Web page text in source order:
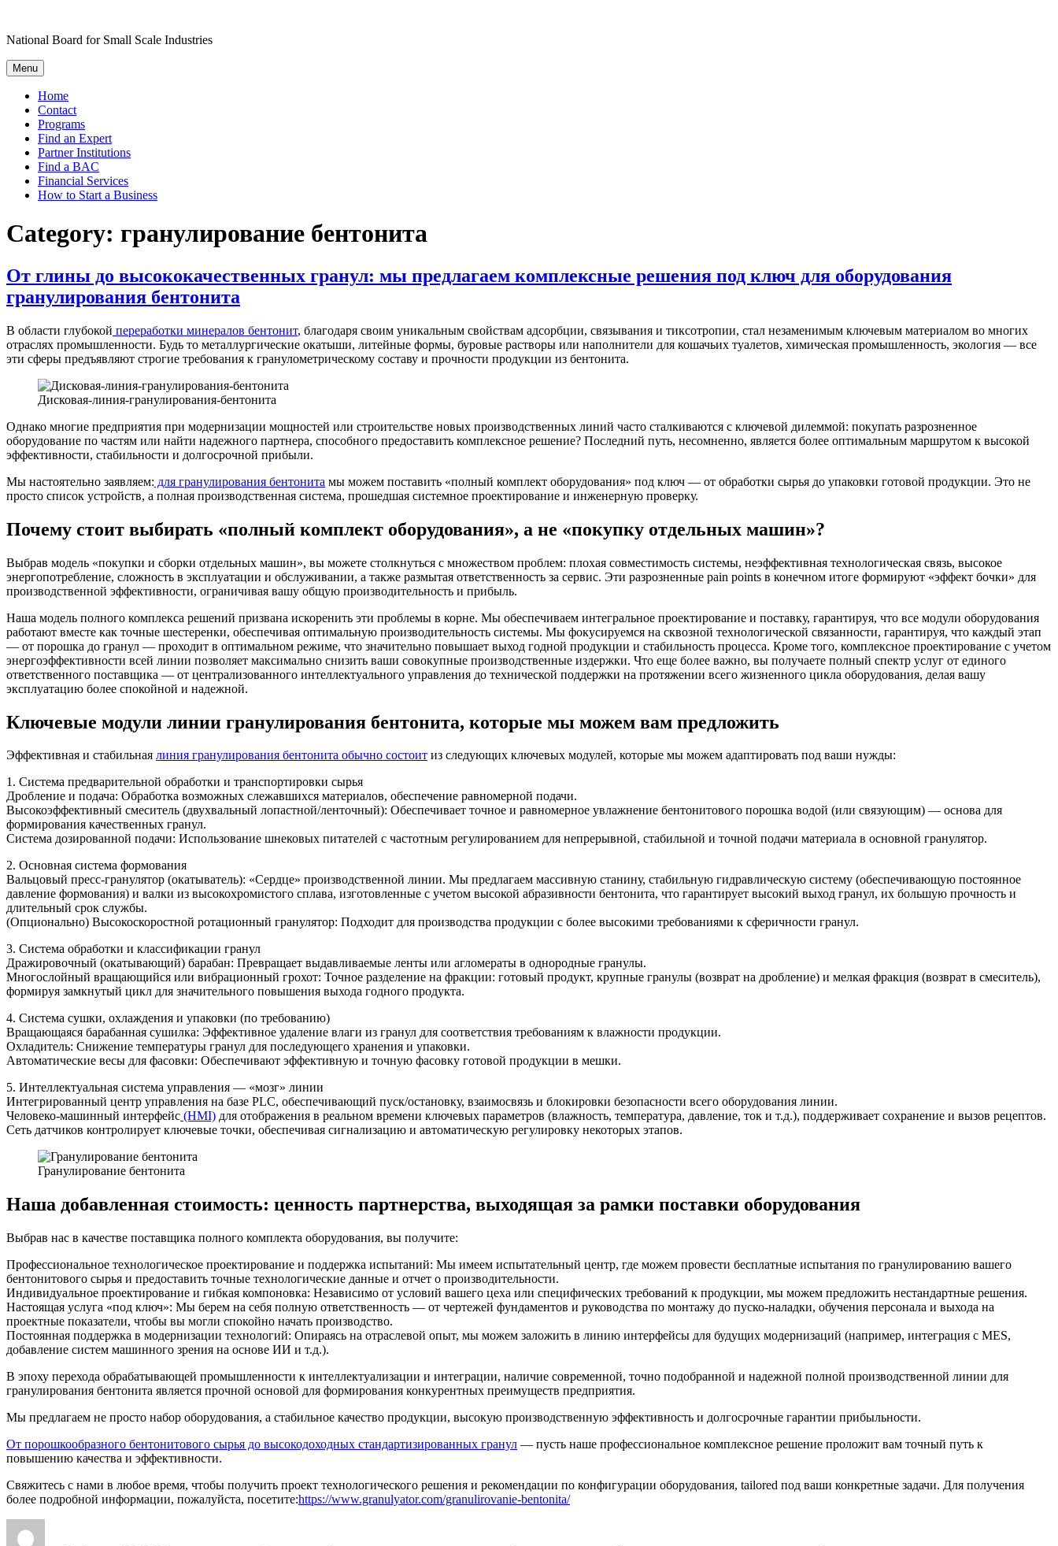
content
National Board for Small Scale Industries
Menu
Home
Contact
Programs
Find an Expert
Partner Institutions
Find a BAC
Financial Services
How to Start a Business
Category: гранулирование бентонита
От глины до высококачественных гранул: мы предлагаем комплексные решения под ключ для оборудования
гранулирования бентонита
В области глубокой переработки минералов бентонит, благодаря своим уникальным свойствам адсорбции, связывания и тиксотропии, стал незаменимым ключевым материалом во многих
отраслях промышленности. Будь то металлургические окатыши, литейные формы, буровые растворы или наполнители для кошачьих туалетов, химическая промышленность, экология — все
эти сферы предъявляют строгие требования к гранулометрическому составу и прочности продукции из бентонита.
Дисковая-линия-гранулирования-бентонита
Однако многие предприятия при модернизации мощностей или строительстве новых производственных линий часто сталкиваются с ключевой дилеммой: покупать разрозненное
оборудование по частям или найти надежного партнера, способного предоставить комплексное решение? Последний путь, несомненно, является более оптимальным маршрутом к высокой
эффективности, стабильности и долгосрочной прибыли.
Мы настоятельно заявляем: для гранулирования бентонита мы можем поставить «полный комплект оборудования» под ключ — от обработки сырья до упаковки готовой продукции. Это не
просто список устройств, а полная производственная система, прошедшая системное проектирование и инженерную проверку.
Почему стоит выбирать «полный комплект оборудования», а не «покупку отдельных машин»?
Выбрав модель «покупки и сборки отдельных машин», вы можете столкнуться с множеством проблем: плохая совместимость системы, неэффективная технологическая связь, высокое
энергопотребление, сложность в эксплуатации и обслуживании, а также размытая ответственность за сервис. Эти разрозненные pain points в конечном итоге формируют «эффект бочки» для
производственной эффективности, ограничивая вашу общую производительность и прибыль.
Наша модель полного комплекса решений призвана искоренить эти проблемы в корне. Мы обеспечиваем интегральное проектирование и поставку, гарантируя, что все модули оборудования
работают вместе как точные шестеренки, обеспечивая оптимальную производительность системы. Мы фокусируемся на сквозной технологической связанности, гарантируя, что каждый этап
— от порошка до гранул — проходит в оптимальном режиме, что значительно повышает выход годной продукции и стабильность процесса. Кроме того, комплексное проектирование с учетом
энергоэффективности всей линии позволяет максимально снизить ваши совокупные производственные издержки. Что еще более важно, вы получаете полный спектр услуг от единого
ответственного поставщика — от централизованного интеллектуального управления до технической поддержки на протяжении всего жизненного цикла оборудования, делая вашу
эксплуатацию более спокойной и надежной.
Ключевые модули линии гранулирования бентонита, которые мы можем вам предложить
Эффективная и стабильная линия гранулирования бентонита обычно состоит из следующих ключевых модулей, которые мы можем адаптировать под ваши нужды:
1. Система предварительной обработки и транспортировки сырья
Дробление и подача: Обработка возможных слежавшихся материалов, обеспечение равномерной подачи.
Высокоэффективный смеситель (двухвальный лопастной/ленточный): Обеспечивает точное и равномерное увлажнение бентонитового порошка водой (или связующим) — основа для
формирования качественных гранул.
Система дозированной подачи: Использование шнековых питателей с частотным регулированием для непрерывной, стабильной и точной подачи материала в основной гранулятор.
2. Основная система формования
Вальцовый пресс-гранулятор (окатыватель): «Сердце» производственной линии. Мы предлагаем массивную станину, стабильную гидравлическую систему (обеспечивающую постоянное
давление формования) и валки из высокохромистого сплава, изготовленные с учетом высокой абразивности бентонита, что гарантирует высокий выход гранул, их большую прочность и
длительный срок службы.
(Опционально) Высокоскоростной ротационный гранулятор: Подходит для производства продукции с более высокими требованиями к сферичности гранул.
3. Система обработки и классификации гранул
Дражировочный (окатывающий) барабан: Превращает выдавливаемые ленты или агломераты в однородные гранулы.
Многослойный вращающийся или вибрационный грохот: Точное разделение на фракции: готовый продукт, крупные гранулы (возврат на дробление) и мелкая фракция (возврат в смеситель),
формируя замкнутый цикл для значительного повышения выхода годного продукта.
4. Система сушки, охлаждения и упаковки (по требованию)
Вращающаяся барабанная сушилка: Эффективное удаление влаги из гранул для соответствия требованиям к влажности продукции.
Охладитель: Снижение температуры гранул для последующего хранения и упаковки.
Автоматические весы для фасовки: Обеспечивают эффективную и точную фасовку готовой продукции в мешки.
5. Интеллектуальная система управления — «мозг» линии
Интегрированный центр управления на базе PLC, обеспечивающий пуск/остановку, взаимосвязь и блокировки безопасности всего оборудования линии.
Человеко-машинный интерфейс (HMI) для отображения в реальном времени ключевых параметров (влажность, температура, давление, ток и т.д.), поддерживает сохранение и вызов рецептов.
Сеть датчиков контролирует ключевые точки, обеспечивая сигнализацию и автоматическую регулировку некоторых этапов.
Гранулирование бентонита
Наша добавленная стоимость: ценность партнерства, выходящая за рамки поставки оборудования
Выбрав нас в качестве поставщика полного комплекта оборудования, вы получите:
Профессиональное технологическое проектирование и поддержка испытаний: Мы имеем испытательный центр, где можем провести бесплатные испытания по гранулированию вашего
бентонитового сырья и предоставить точные технологические данные и отчет о производительности.
Индивидуальное проектирование и гибкая компоновка: Независимо от условий вашего цеха или специфических требований к продукции, мы можем предложить нестандартные решения.
Настоящая услуга «под ключ»: Мы берем на себя полную ответственность — от чертежей фундаментов и руководства по монтажу до пуско-наладки, обучения персонала и выхода на
проектные показатели, чтобы вы могли спокойно начать производство.
Постоянная поддержка в модернизации технологий: Опираясь на отраслевой опыт, мы можем заложить в линию интерфейсы для будущих модернизаций (например, интеграция с MES,
добавление систем машинного зрения на основе ИИ и т.д.).
В эпоху перехода обрабатывающей промышленности к интеллектуализации и интеграции, наличие современной, точно подобранной и надежной полной производственной линии для
гранулирования бентонита является прочной основой для формирования конкурентных преимуществ предприятия.
Мы предлагаем не просто набор оборудования, а стабильное качество продукции, высокую производственную эффективность и долгосрочные гарантии прибыльности.
От порошкообразного бентонитового сырья до высокодоходных стандартизированных гранул — пусть наше профессиональное комплексное решение проложит вам точный путь к
повышению качества и эффективности.
Свяжитесь с нами в любое время, чтобы получить проект технологического решения и рекомендации по конфигурации оборудования, tailored под ваши конкретные задачи. Для получения
более подробной информации, пожалуйста, посетите:https://www.granulyator.com/granulirovanie-bentonita/